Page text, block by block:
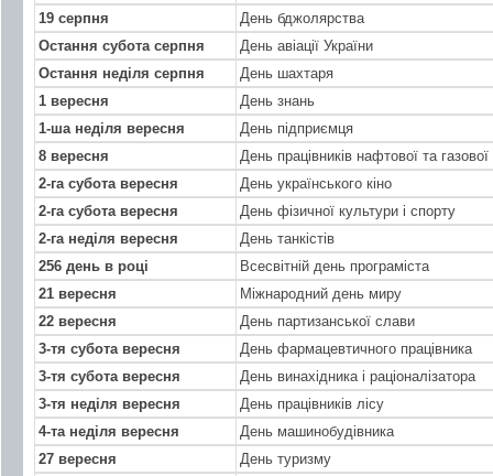
19 серпня
День бджолярства
Остання субота серпня
День авіації України
Остання неділя серпня
День шахтаря
1 вересня
День знань
1-ша неділя вересня
День підприємця
8 вересня
День працівників нафтової та
2-га субота вересня
День українського кіно
2-га субота вересня
День фізичної культури і спорту
2-га неділя вересня
День танкістів
256 день в році
Всесвітній день програміста
21 вересня
Міжнародний день миру
22 вересня
День партизанської слави
3-тя субота вересня
День фармацевтичного працівника
3-тя субота вересня
День винахідника і раціоналізатора
3-тя неділя вересня
День працівників лісу
4-та неділя вересня
День машинобудівника
27 вересня
День туризму